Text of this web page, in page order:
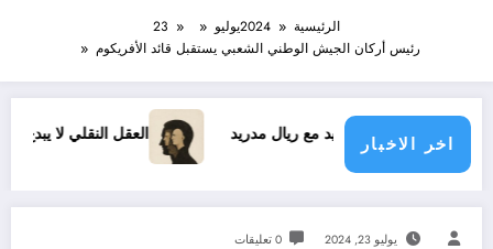
الرئيسية 2024يوليو
23
رئيس أركان الجيش الوطني الشعبي يستقبل قائد الأفريكوم
اخر الاخبار
فينيسيوس الجديد مع ريال مدريد العقل النقلي لا يبدع حتى في
يوليو 23, 2024 0 تعليقات